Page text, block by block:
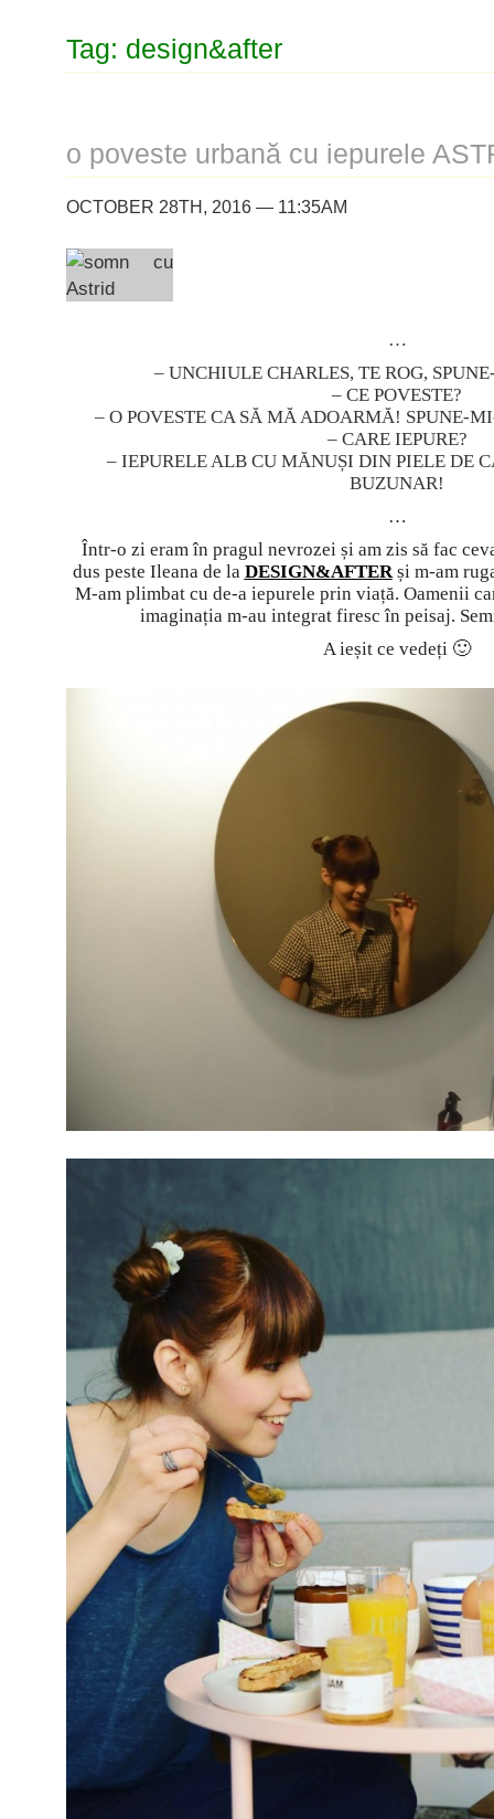
Tag: design&after
o poveste urbană cu iepurele
OCTOBER 28TH, 2016 — 11:35AM
…
– UNCHIULE CHARLES, TE ROG,
– CE POVESTE?
– O POVESTE CA SĂ MĂ ADOARMĂ! SPUNE-
– CARE IEPURE?
– IEPURELE ALB CU MĂNUȘI DIN PIELE DE
BUZUNAR!
…
Într-o zi eram în pragul nevrozei și am zis să fac
dus peste Ileana de la DESIGN&AFTER și m-am
M-am plimbat cu de-a iepurele prin viață. Oamenii
imaginația m-au integrat firesc în peisaj.
A ieșit ce vedeți 🙂